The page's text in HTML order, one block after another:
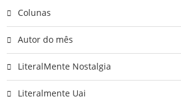
Colunas
Autor do mês
LiteralMente Nostalgia
Literalmente Uai